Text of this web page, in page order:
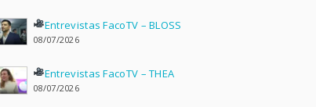
Entrevistas FacoTV – BLOSS
08/07/2026
Entrevistas FacoTV – THEA
08/07/2026